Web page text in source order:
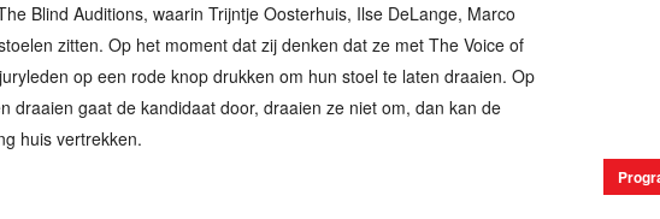
Blind Auditions, waarin Trijntje Oosterhuis, Ilse DeLange, Marco
zitten. Op het moment dat zij denken dat ze met The Voice of
op een rode knop drukken om hun stoel te laten draaien. Op
draaien gaat de kandidaat door, draaien ze niet om, dan kan de
huis vertrekken.